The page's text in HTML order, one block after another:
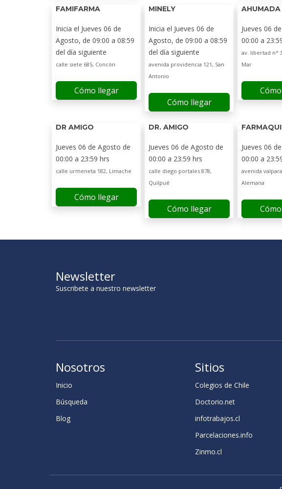
FAMIFARMA
Inicia el Jueves 06 de
Agosto, de 09:00 a 08:59
del día siguiente
calle siete 685, Concón
Cómo llegar
MINELY
Inicia el Jueves 06 de
Agosto, de 09:00 a 08:59
del día siguiente
avenida providencia 121, San
Antonio
Cómo llegar
AHUMADA
Jueves 06
00:00 a
av. libertad n°
Mar
DR AMIGO
Jueves 06 de Agosto de
00:00 a 23:59 hrs
calle urmeneta 182, Limache
Cómo llegar
DR. AMIGO
Jueves 06 de Agosto de
00:00 a 23:59 hrs
calle diego portales 878,
Quilpué
Cómo llegar
Jueves 06
00:00 a
avenida
Alemana
Newsletter
Suscribete a nuestro newsletter
Nosotros
Inicio
Búsqueda
Blog
Sitios
Colegios de Chile
Doctorio.net
infotrabajos.cl
Parcelaciones.info
Zinmo.cl